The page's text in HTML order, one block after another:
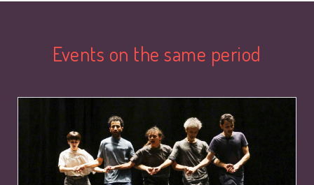
Events on the same period